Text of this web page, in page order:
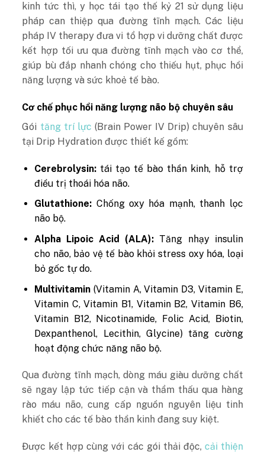
kinh tức thì, y học tái tạo thế kỷ 21 sử dụng liệu
pháp can thiệp qua đường tĩnh mạch. Các liệu
pháp IV therapy đưa vi tổ hợp vi dưỡng chất được
kết hợp tối ưu qua đường tĩnh mạch vào cơ thể,
giúp bù đắp nhanh chóng cho thiếu hụt, phục hồi
năng lượng và sức khoẻ tế bào.
Cơ chế phục hồi năng lượng não bộ chuyên sâu
Gói tăng trí lực (Brain Power IV Drip) chuyên sâu
tại Drip Hydration được thiết kế gồm:
Cerebrolysin: tái tạo tế bào thần kinh, hỗ trợ
điều trị thoái hóa não.
Glutathione: Chống oxy hóa mạnh, thanh lọc
não bộ.
Alpha Lipoic Acid (ALA): Tăng nhạy insulin
cho não, bảo vệ tế bào khỏi stress oxy hóa, loại
bỏ gốc tự do.
Multivitamin (Vitamin A, Vitamin D3, Vitamin E,
Vitamin C, Vitamin B1, Vitamin B2, Vitamin B6,
Vitamin B12, Nicotinamide, Folic Acid, Biotin,
Dexpanthenol, Lecithin, Glycine) tăng cường
hoạt động chức năng não bộ.
Qua đường tĩnh mạch, dòng máu giàu dưỡng chất
sẽ ngay lập tức tiếp cận và thẩm thấu qua hàng
rào máu não, cung cấp nguồn nguyên liệu tinh
khiết cho các tế bào thần kinh đang suy kiệt.
Được kết hợp cùng với các gói thải độc, cải thiện